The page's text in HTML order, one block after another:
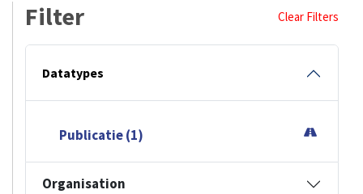
Filter Clear Filters
Datatypes
Publicatie (1)
Organisation